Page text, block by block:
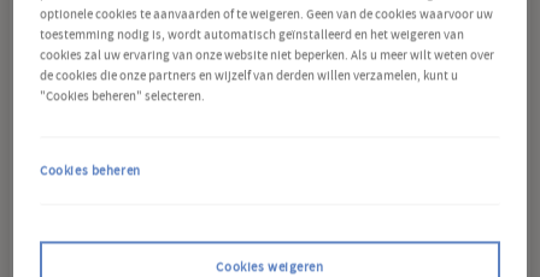
Deze samenvatting is geen uitputtende lijst van de
rechten die beleggers kunnen hebben met
betrekking tot de Fondsen. Meer details vindt u in
beheersreglement (hierna de "Juridische
Fonds. Van deze samenvatting in het Nederlands is
optionele cookies te aanvaarden of te weigeren. Geen van de cookies waarvoor uw
toestemming nodig is, wordt automatisch geïnstalleerd en het weigeren van
cookies zal uw ervaring van onze website niet beperken. Als u meer wilt weten over
de cookies die onze partners en wijzelf van derden willen verzamelen, kunt u
"Cookies beheren" selecteren.
Cookies weigeren
Cookies beheren